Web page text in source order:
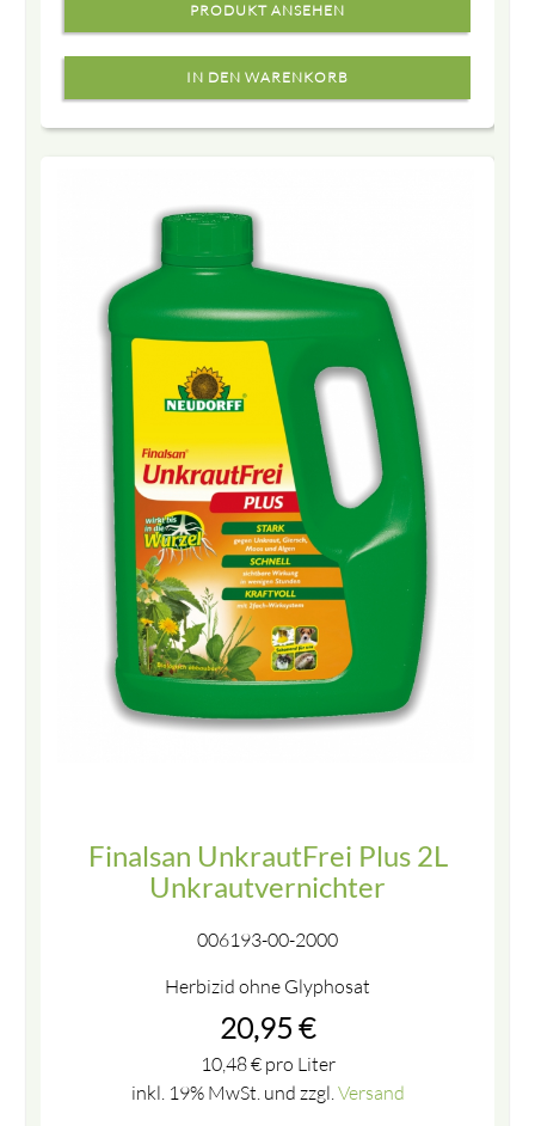
PRODUKT ANSEHEN
Finalsan UnkrautFrei Plus 2L
Unkrautvernichter
006193-00-2000
Herbizid ohne Glyphosat
20,95 €
10,48€pro Liter
inkl. 19% MwSt. und zzgl. Versand